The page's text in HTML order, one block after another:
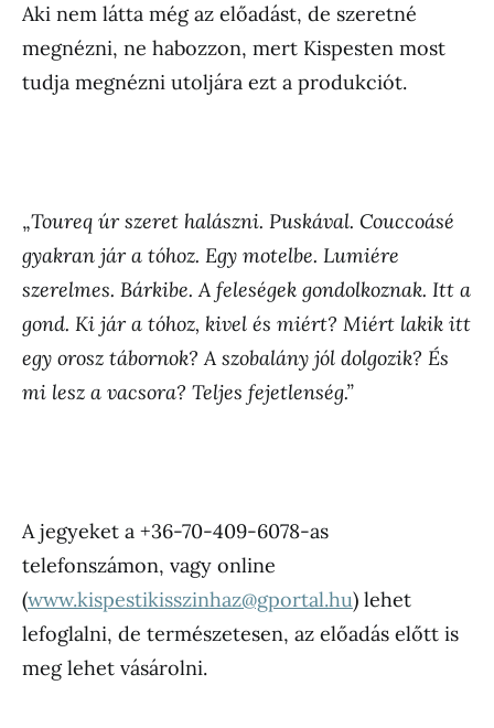
Aki nem látta még az előadást, de szeretné
megnézni, ne habozzon, mert Kispesten most
tudja megnézni utoljára ezt a produkciót.
„Toureq úr szeret halászni. Puskával. Couccoásé
gyakran jár a tóhoz. Egy motelbe. Lumiére
szerelmes. Bárkibe. A feleségek gondolkoznak. Itt a
gond. Ki jár a tóhoz, kivel és miért? Miért lakik itt
egy orosz tábornok? A szobalány jól dolgozik? És
mi lesz a vacsora? Teljes fejetlenség.”
A jegyeket a +36-70-409-6078-as
telefonszámon, vagy online
(www.kispestikisszinhaz@gportal.hu) lehet
lefoglalni, de természetesen, az előadás előtt is
meg lehet vásárolni.